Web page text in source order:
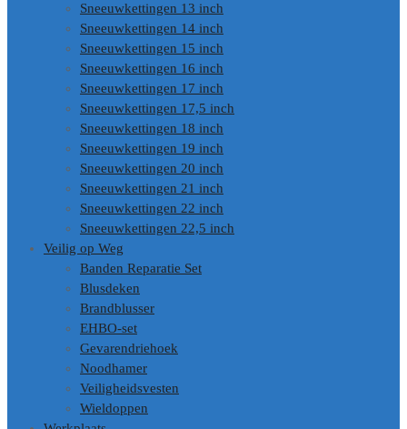
Sneeuwkettingen 13 inch
Sneeuwkettingen 14 inch
Sneeuwkettingen 15 inch
Sneeuwkettingen 16 inch
Sneeuwkettingen 17 inch
Sneeuwkettingen 17,5 inch
Sneeuwkettingen 18 inch
Sneeuwkettingen 19 inch
Sneeuwkettingen 20 inch
Sneeuwkettingen 21 inch
Sneeuwkettingen 22 inch
Sneeuwkettingen 22,5 inch
Veilig op Weg
Banden Reparatie Set
Blusdeken
Brandblusser
EHBO-set
Gevarendriehoek
Noodhamer
Veiligheidsvesten
Wieldoppen